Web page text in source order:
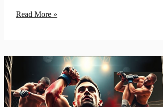
Психология
преодолевают
давление,
страх
и
Read More »